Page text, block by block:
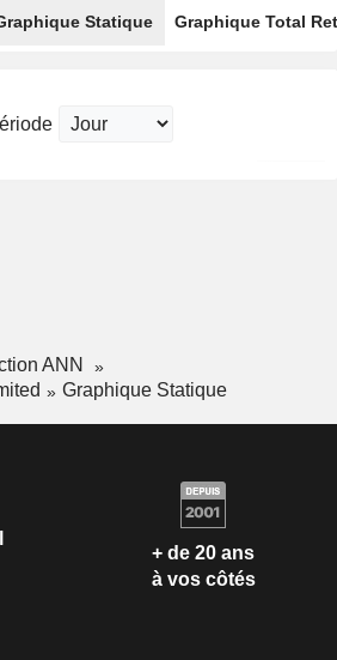
Statique Graphique Total
ANN
Graphique Statique
+ de 20 ans
à vos côtés